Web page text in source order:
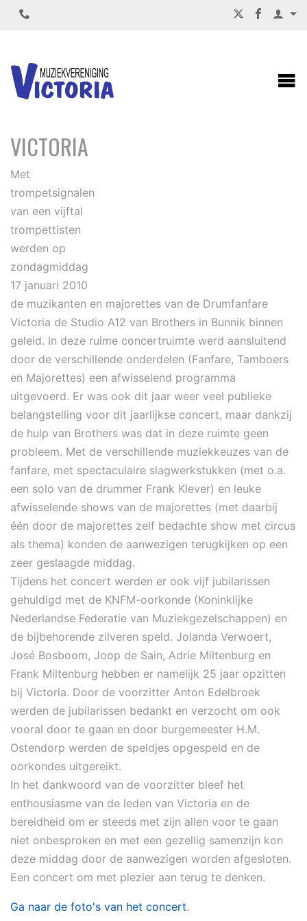
VICTORIA
Met
trompetsignalen
van een vijftal
trompettisten
werden op
zondagmiddag
17 januari 2010
de muzikanten en majorettes van de Drumfanfare
Victoria de Studio A12 van Brothers in Bunnik binnen
geleid. In deze ruime concertruimte werd aansluitend
door de verschillende onderdelen (Fanfare, Tamboers
en Majorettes) een afwisselend programma
uitgevoerd. Er was ook dit jaar weer veel publieke
belangstelling voor dit jaarlijkse concert, maar dankzij
de hulp van Brothers was dat in deze ruimte geen
probleem. Met de verschillende muziekkeuzes van de
fanfare, met spectaculaire slagwerkstukken (met o.a.
een solo van de drummer Frank Klever) en leuke
afwisselende shows van de majorettes (met daarbij
één door de majorettes zelf bedachte show met circus
als thema) konden de aanwezigen terugkijken op een
zeer geslaagde middag.
Tijdens het concert werden er ook vijf jubilarissen
gehuldigd met de KNFM-oorkonde (Koninklijke
Nederlandse Federatie van Muziekgezelschappen) en
de bijbehorende zilveren speld. Jolanda Verwoert,
José Bosboom, Joop de Sain, Adrie Miltenburg en
Frank Miltenburg hebben er namelijk 25 jaar opzitten
bij Victoria. Door de voorzitter Anton Edelbroek
werden de jubilarissen bedankt en verzocht om ook
vooral door te gaan en door burgemeester H.M.
Ostendorp werden de speldjes opgespeld en de
oorkondes uitgereikt.
In het dankwoord van de voorzitter bleef het
enthousiasme van de leden van Victoria en de
bereidheid om er steeds met zijn allen voor te gaan
niet onbesproken en met een gezellig samenzijn kon
deze middag door de aanwezigen worden afgesloten.
Een concert om met plezier aan terug te denken.
Ga naar de foto's van het concert.